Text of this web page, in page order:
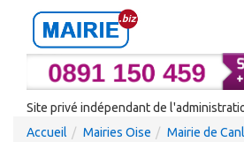
Site privé indépendant de
Accueil
Mairies Oise
Mairie de